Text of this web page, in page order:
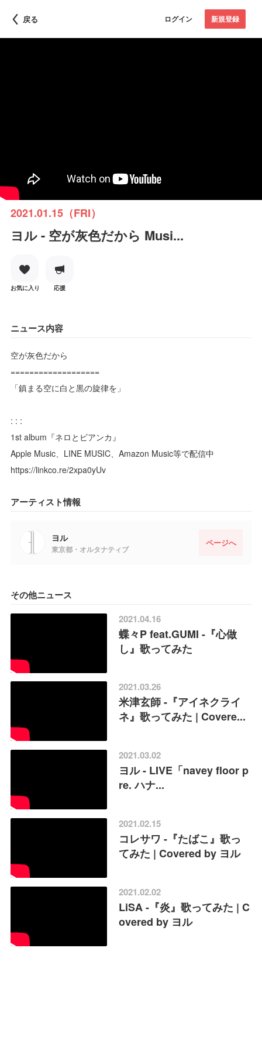
戻る ログイン 新規登録
2021.01.15（FRI）
ヨル - 空が灰色だから Musi...
お気に入り 応援
ニュース内容
空が灰色だから
===================
「鎮まる空に白と黒の旋律を」
: : :
1st album『ネロとビアンカ』
Apple Music、LINE MUSIC、Amazon Music等で配信中
https://linkco.re/2xpa0yUv
アーティスト情報
ヨル
東京都・オルタナティブ
ページへ
その他ニュース
2021.04.16
蝶々P feat.GUMI -『心做
し』歌ってみた
2021.03.26
米津玄師 -『アイネクライ
ネ』歌ってみた | Covere...
2021.03.02
ヨル - LIVE「navey floor p
re. ハナ...
2021.02.15
コレサワ -『たばこ』歌っ
てみた | Covered by ヨル
2021.02.02
LiSA -『炎』歌ってみた | C
overed by ヨル